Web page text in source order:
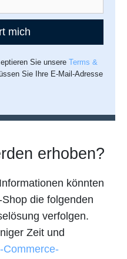
mich
Sie unsereTerms &
Sie Ihre E-Mail-Adresse
erhoben?
könnten
die folgenden
verfolgen.
Zeit und
Commerce-